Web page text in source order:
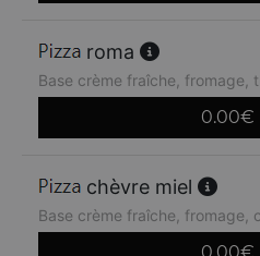
roma
Base crème fraîche, fromage,
0.00€
chèvre miel
Base crème fraîche, fromage,